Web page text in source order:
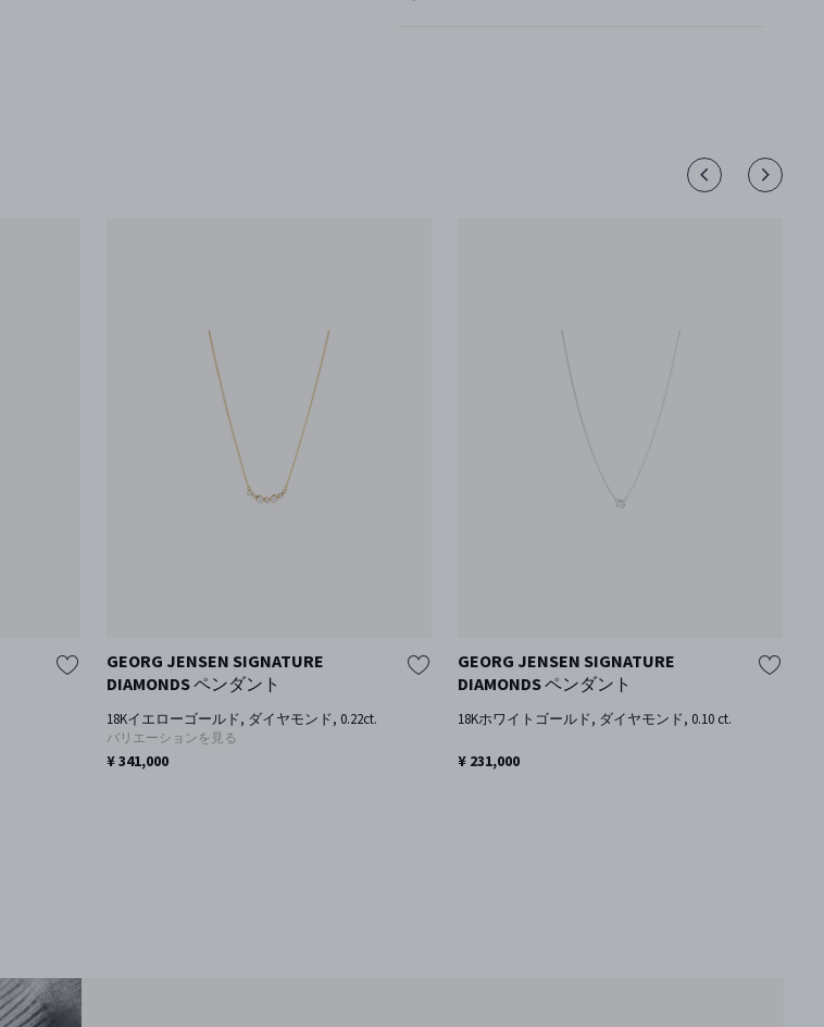
GEORG JENSEN SIGNATURE
DIAMONDS ペンダント
18Kイエローゴールド, ダイヤモンド, 0.22ct.
バリエーションを見る
¥ 341,000
GEORG JENSEN SIGNATURE
DIAMONDS ペンダント
18Kホワイトゴールド, ダイヤモンド, 0.10 ct.
¥ 231,000